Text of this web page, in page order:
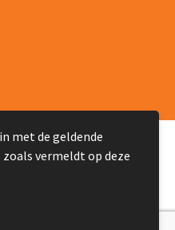
2024
met de geldende
vermeldt op deze